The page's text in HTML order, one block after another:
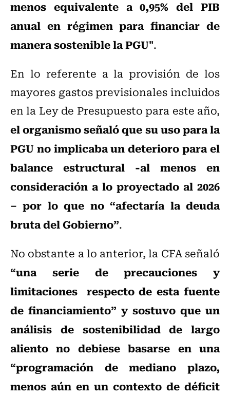
menos equivalente a 0,95% del PIB
anual en régimen para financiar de
manera sostenible la PGU".
En lo referente a la provisión de los
mayores gastos previsionales incluidos
en la Ley de Presupuesto para este año,
el organismo señaló que su uso para la
PGU no implicaba un deterioro para el
balance estructural -al menos en
consideración a lo proyectado al 2026
– por lo que no “afectaría la deuda
bruta del Gobierno”.
No obstante a lo anterior, la CFA señaló
“una serie de precauciones y
limitaciones respecto de esta fuente
de financiamiento” y sostuvo que un
análisis de sostenibilidad de largo
aliento no debiese basarse en una
“programación de mediano plazo,
menos aún en un contexto de déficit